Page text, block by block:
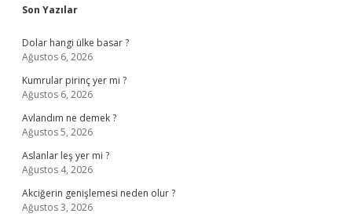
Sidebar
Son Yazılar
Dolar hangi ülke basar ?
Ağustos 6, 2026
Kumrular pirinç yer mi ?
Ağustos 6, 2026
Avlandım ne demek ?
Ağustos 5, 2026
Aslanlar leş yer mi ?
Ağustos 4, 2026
Akciğerin genişlemesi neden olur ?
Ağustos 3, 2026